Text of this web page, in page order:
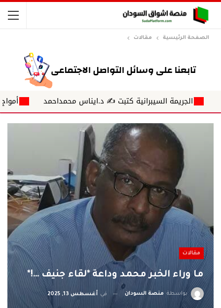
الصفحة الرئيسية مقالات
السيبرانية كتبت ✍ د.ايناس محمداحمد أمواج ناعمة تلغرافات
مقالات
ما وراء الخبر محمد وداعة *لقاء جنيف …!*
بواسطة منصة السودان في أغسطس 13, 2025